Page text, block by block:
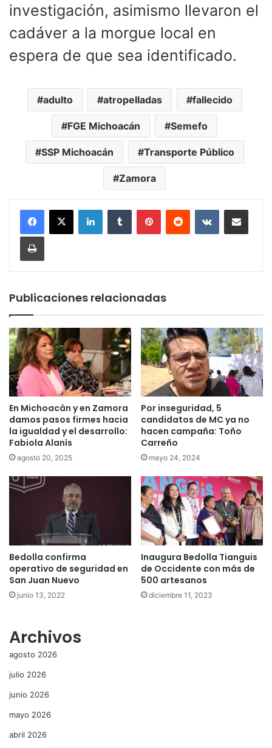
investigación, asimismo llevaron el
cadáver a la morgue local en
espera de que sea identificado.
adulto atropelladas fallecido
FGE Michoacán Semefo
SSP Michoacán Transporte Público
Zamora
LinkedInTumblr PinterestReddit VKontakteCompartir por
Imprimir
Publicaciones relacionadas
En Michoacán y en Zamora
damos pasos firmes hacia
la igualdad y el desarrollo:
Fabiola Alanís
agosto 20, 2025
Por inseguridad, 5
candidatos de MC ya no
hacen campaña: Toño
Carreño
mayo 24, 2024
Bedolla confirma
operativo de seguridad en
San Juan Nuevo
junio 13, 2022
Inaugura Bedolla Tianguis
de Occidente con más de
500 artesanos
diciembre 11, 2023
Archivos
agosto 2026
julio 2026
junio 2026
mayo 2026
abril 2026